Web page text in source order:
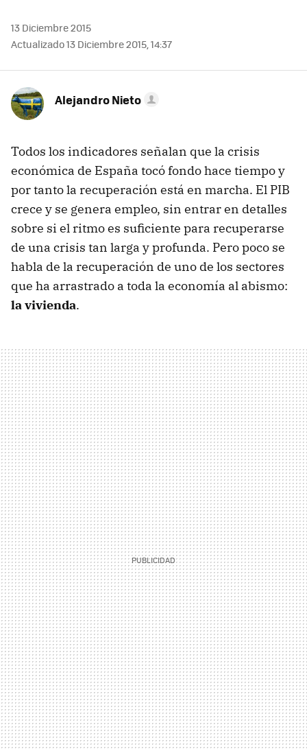
13 Diciembre 2015
Actualizado 13 Diciembre 2015, 14:37
Alejandro Nieto
Todos los indicadores señalan que la crisis
económica de España tocó fondo hace tiempo y
por tanto la recuperación está en marcha. El PIB
crece y se genera empleo, sin entrar en detalles
sobre si el ritmo es suficiente para recuperarse
de una crisis tan larga y profunda. Pero poco se
habla de la recuperación de uno de los sectores
que ha arrastrado a toda la economía al abismo:
la vivienda.